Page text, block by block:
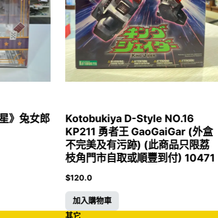
》兔女郎
Kotobukiya D-Style NO.16
KP211 勇者王 GaoGaiGar (外盒
不完美及有污跡) (此商品只限荔
枝角門市自取或順豐到付) 10471
$120.0
加入購物車
其它